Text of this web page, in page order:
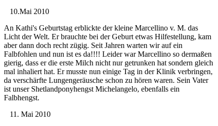
10.Mai 2010
An Kathi's Geburtstag erblickte der kleine Marcellino v. M. das
Licht der Welt. Er brauchte bei der Geburt etwas Hilfestellung, kam
aber dann doch recht zügig. Seit Jahren warten wir auf ein
Falbfohlen und nun ist es da!!!! Leider war Marcellino so dermaßen
gierig, dass er die erste Milch nicht nur getrunken hat sondern gleich
mal inhaliert hat. Er musste nun einige Tag in der Klinik verbringen,
da verschärfte Lungengeräusche schon zu hören waren. Sein Vater
ist unser Shetlandponyhengst Michelangelo, ebenfalls ein
Falbhengst.
11. Mai 2010